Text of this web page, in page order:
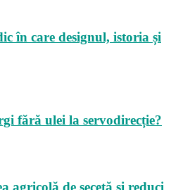
în care designul, istoria și
fără ulei la servodirecție?
agricolă de secetă și reduci